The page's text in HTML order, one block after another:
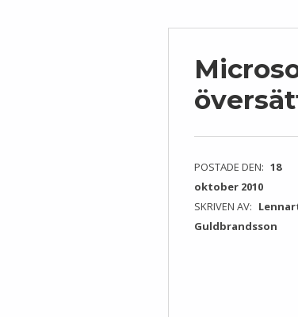
POSTADE DEN: 18
oktober 2010
SKRIVEN AV:
Guldbrandsson